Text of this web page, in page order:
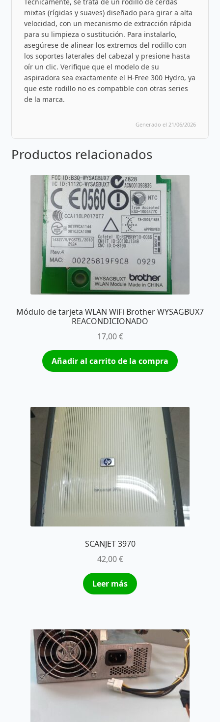
Técnicamente, se trata de un rodillo de cerdas
mixtas (rígidas y suaves) diseñado para girar a alta
velocidad, con un mecanismo de extracción rápida
para su limpieza o sustitución. Para instalarlo,
asegúrese de alinear los extremos del rodillo con
los soportes laterales del cabezal y presione hasta
oír un clic. Verifique que el modelo de su
aspiradora sea exactamente el H-Free 300 Hydro, ya
que este rodillo no es compatible con otras series
de la marca.
Generado el 21/06/2026
Productos relacionados
Módulo de tarjeta WLAN WiFi Brother WYSAGBUX7
REACONDICIONADO
17,00€
Añadir al carrito de la compra
SCANJET 3970
42,00€
Leer más